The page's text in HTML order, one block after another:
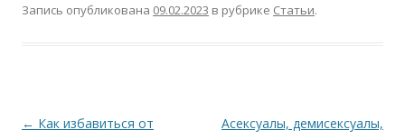
Запись опубликована 09.02.2023 в рубрике Статьи.
Навигация
← Как избавиться от
Асексуалы, демисексуалы,